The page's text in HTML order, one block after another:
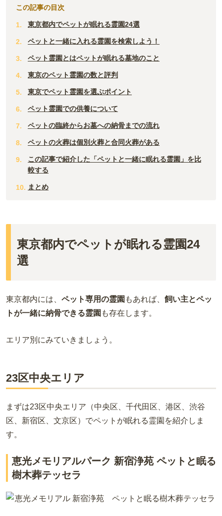
新潟
長野
滋賀
和歌山
鳥取
山口
香川
高知
徳島
佐賀
鹿児島
この記事の目次
東京都内でペットが眠れる霊園24選
ペットと一緒に入れる霊園を検索しよう！
ペット霊園とはペットが眠れる墓地のこと
東京のペット霊園の数と評判
東京でペット霊園を選ぶポイント
ペット霊園での供養について
ペットの臨終からお墓への納骨までの流れ
ペットの火葬は個別火葬と合同火葬がある
この記事で紹介した「ペットと一緒に眠れる霊園」を比
較する
まとめ
東京都内でペットが眠れる霊園24
選
東京都内には、 ペット専用の霊園 もあれば、 飼い主とペッ
トが一緒に納骨できる霊園 も存在します。
エリア別にみていきましょう。
23区中央エリア
まずは23区中央エリア（中央区、千代田区、港区、渋谷
区、新宿区、文京区）でペットが眠れる霊園を紹介しま
す。
恵光メモリアルパーク 新宿浄苑 ペットと眠る
樹木葬テッセラ